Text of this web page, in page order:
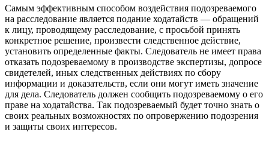
Самым эффективным способом воздействия подозреваемого
на расследование является подание ходатайств — обращений
к лицу, проводящему расследование, с просьбой принять
конкретное решение, произвести следственное действие,
установить определенные факты. Следователь не имеет права
отказать подозреваемому в производстве экспертизы, допросе
свидетелей, иных следственных действиях по сбору
информации и доказательств, если они могут иметь значение
для дела. Следователь должен сообщить подозреваемому о его
праве на ходатайства. Так подозреваемый будет точно знать о
своих реальных возможностях по опровержению подозрения
и защиты своих интересов.